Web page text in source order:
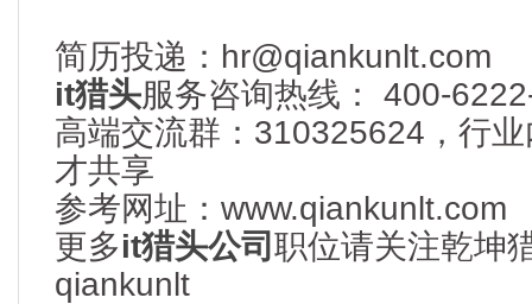
简历投递：hr@qiankunlt.com
it猎头服务咨询热线： 400-
高端交流群：310325624，行
才共享
参考网址：www.qiankunlt.com
更多it猎头公司职位请关注乾坤
qiankunlt